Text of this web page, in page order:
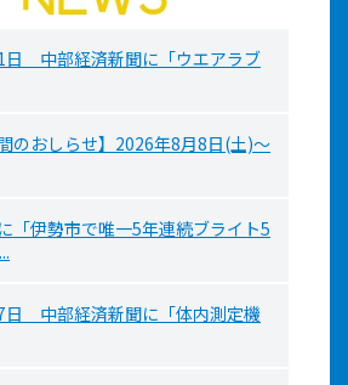
日 中部経済新聞に「ウエアラブ
のおしらせ】2026年8月8日(土)～
「伊勢市で唯一5年連続ブライト5
日 中部経済新聞に「体内測定機